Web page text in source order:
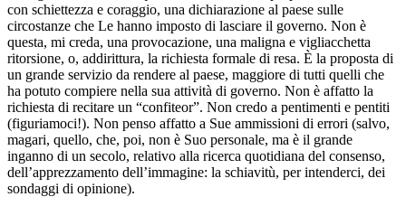
con schiettezza e coraggio, una dichiarazione al paese sulle
circostanze che Le hanno imposto di lasciare il governo. Non è
questa, mi creda, una provocazione, una maligna e vigliacchetta
ritorsione, o, addirittura, la richiesta formale di resa. È la proposta di
un grande servizio da rendere al paese, maggiore di tutti quelli che
ha potuto compiere nella sua attività di governo. Non è affatto la
richiesta di recitare un “confiteor”. Non credo a pentimenti e pentiti
(figuriamoci!). Non penso affatto a Sue ammissioni di errori (salvo,
magari, quello, che, poi, non è Suo personale, ma è il grande
inganno di un secolo, relativo alla ricerca quotidiana del consenso,
dell’apprezzamento dell’immagine: la schiavitù, per intenderci, dei
sondaggi di opinione).